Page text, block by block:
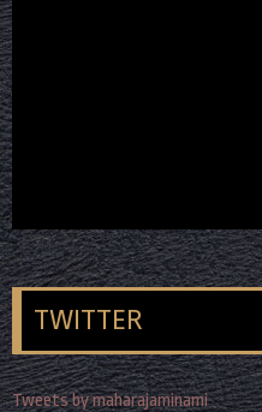
TWITTER
Tweets by maharajaminami